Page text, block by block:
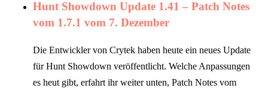
Hunt Showdown Update 1.41 – Patch Notes
vom 1.7.1 vom 7. Dezember
Die Entwickler von Crytek haben heute ein neues Update
für Hunt Showdown veröffentlicht. Welche Anpassungen
es heut gibt, erfahrt ihr weiter unten, Patch Notes vom